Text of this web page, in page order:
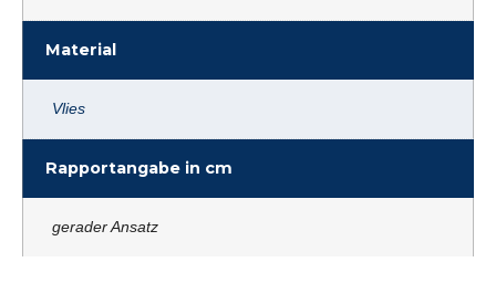
Material
Vlies
Rapportangabe in cm
gerader Ansatz